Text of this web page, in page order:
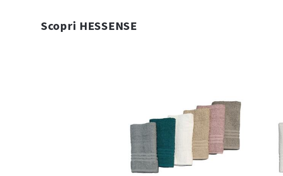
Scopri HESSENSE